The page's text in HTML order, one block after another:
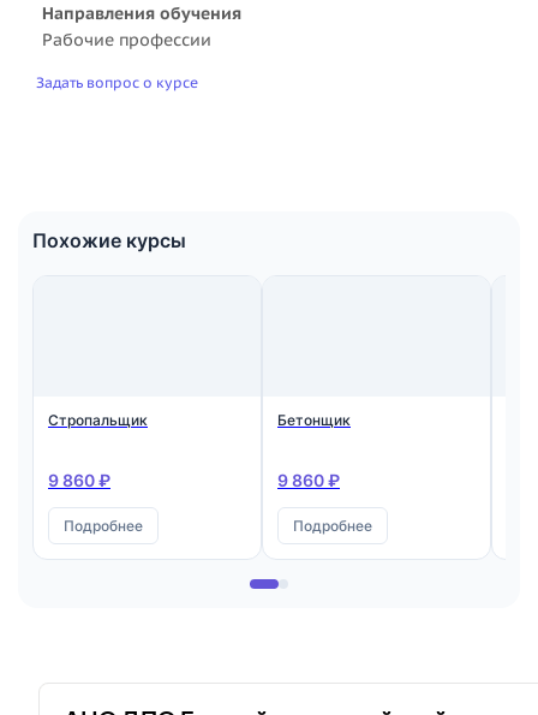
Направления обучения
Рабочие профессии
Задать вопрос о курсе
Похожие курсы
Стропальщик
9 860 ₽
Подробнее
Бетонщик
9 860 ₽
Подробнее